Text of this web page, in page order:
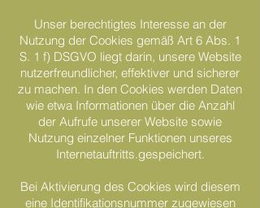
Unser berechtigtes Interesse an der
Nutzung der Cookies gemäß Art 6 Abs. 1
S. 1 f) DSGVO liegt darin, unsere Website
nutzerfreundlicher, effektiver und sicherer
zu machen. In den Cookies werden Daten
wie etwa Informationen über die Anzahl
der Aufrufe unserer Website sowie
Nutzung einzelner Funktionen unseres
Internetauftritts.gespeichert.
Bei Aktivierung des Cookies wird diesem
eine Identifikationsnummer zugewiesen